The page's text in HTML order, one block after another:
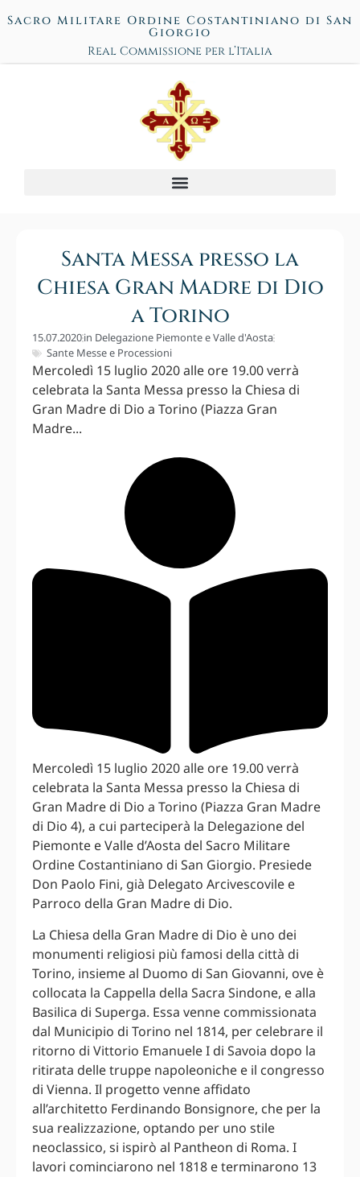
Sacro Militare Ordine Costantiniano di San
Giorgio
Real Commissione per l’Italia
Santa Messa presso la
Chiesa Gran Madre di Dio
a Torino
15.07.2020in Delegazione Piemonte e Valle d'Aosta
Sante Messe e Processioni
Mercoledì 15 luglio 2020 alle ore 19.00 verrà
celebrata la Santa Messa presso la Chiesa di
Gran Madre di Dio a Torino (Piazza Gran
Madre...
Mercoledì 15 luglio 2020 alle ore 19.00 verrà
celebrata la Santa Messa presso la Chiesa di
Gran Madre di Dio a Torino (Piazza Gran Madre
di Dio 4), a cui parteciperà la Delegazione del
Piemonte e Valle d’Aosta del Sacro Militare
Ordine Costantiniano di San Giorgio. Presiede
Don Paolo Fini, già Delegato Arcivescovile e
Parroco della Gran Madre di Dio.
La Chiesa della Gran Madre di Dio è uno dei
monumenti religiosi più famosi della città di
Torino, insieme al Duomo di San Giovanni, ove è
collocata la Cappella della Sacra Sindone, e alla
Basilica di Superga. Essa venne commissionata
dal Municipio di Torino nel 1814, per celebrare il
ritorno di Vittorio Emanuele I di Savoia dopo la
ritirata delle truppe napoleoniche e il congresso
di Vienna. Il progetto venne affidato
all’architetto Ferdinando Bonsignore, che per la
sua realizzazione, optando per uno stile
neoclassico, si ispirò al Pantheon di Roma. I
lavori cominciarono nel 1818 e terminarono 13